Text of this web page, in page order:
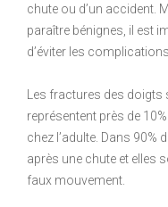
chute ou d’un accident.
paraître bénignes, il est
d’éviter les
Les fractures des
représentent près de
chez l’adulte. Dans
après une chute et elles
faux mouvement.